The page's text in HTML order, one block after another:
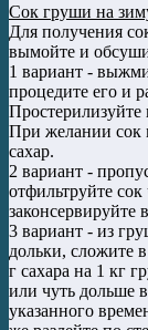
Сок груши на
Для получения
вымойте и
1 вариант -
процедите его и
Простерилизуйте
При желании сок
сахар.
2 вариант -
отфильтруйте сок
законсервируйте
3 вариант - из
дольки, сложите
г сахара на 1 кг
или чуть дольше
указанного